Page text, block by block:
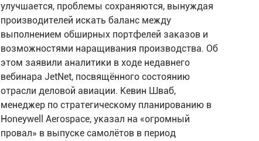
улучшается, проблемы сохраняются, вынуждая
производителей искать баланс между
выполнением обширных портфелей заказов и
возможностями наращивания производства. Об
этом заявили аналитики в ходе недавнего
вебинара JetNet, посвящённого состоянию
отрасли деловой авиации. Кевин Шваб,
менеджер по стратегическому планированию в
Honeywell Aerospace, указал на «огромный
провал» в выпуске самолётов в период